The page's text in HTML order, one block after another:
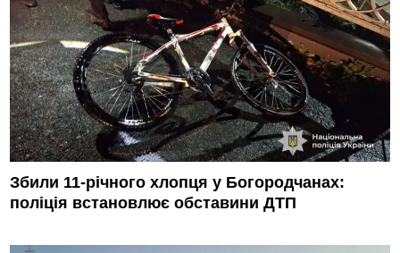
Збили 11-річного хлопця у Богородчанах:
поліція встановлює обставини ДТП